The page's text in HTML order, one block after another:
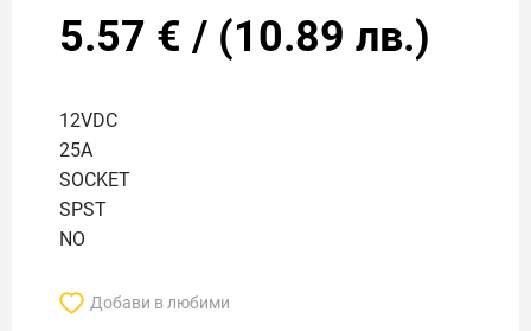
5.57 € / (10.89 лв.)
12VDC
25A
SOCKET
SPST
NO
Добави в любими